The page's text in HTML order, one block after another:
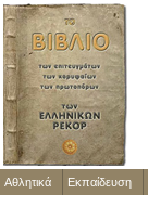
Αθλητικά Εκπαίδευση